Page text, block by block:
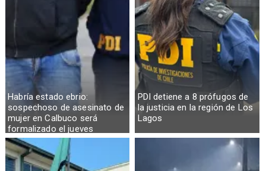
Habría estado ebrio:
sospechoso de asesinato de
mujer en Calbuco será
formalizado el jueves
PDI detiene a 8 prófugos de
la justicia en la región de Los
Lagos